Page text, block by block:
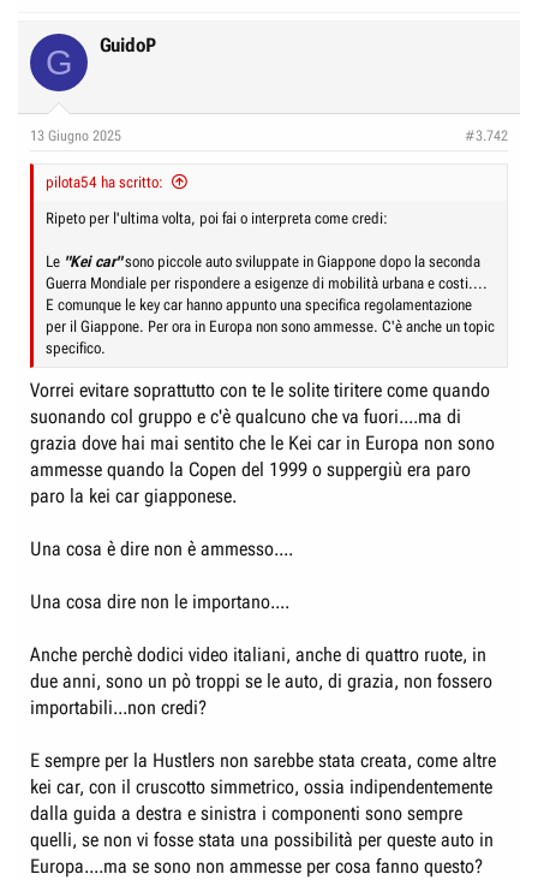
G GuidoP
13 Giugno 2025 #3.742
pilota54 ha scritto:
Ripeto per l'ultima volta, poi fai o interpreta come credi:
Le "Kei car"sono piccole auto sviluppate in Giappone dopo la seconda
Guerra Mondiale per rispondere a esigenze di mobilità urbana e costi....
E comunque le key car hanno appunto una specifica regolamentazione
per il Giappone. Per ora in Europa non sono ammesse. C'è anche un topic
specifico.
Vorrei evitare soprattutto con te le solite tiritere come quando
suonando col gruppo e c'è qualcuno che va fuori....ma di
grazia dove hai mai sentito che le Kei car in Europa non sono
ammesse quando la Copen del 1999 o suppergiù era paro
paro la kei car giapponese.
Una cosa è dire non è ammesso....
Una cosa dire non le importano....
Anche perchè dodici video italiani, anche di quattro ruote, in
due anni, sono un pò troppi se le auto, di grazia, non fossero
importabili...non credi?
E sempre per la Hustlers non sarebbe stata creata, come altre
kei car, con il cruscotto simmetrico, ossia indipendentemente
dalla guida a destra e sinistra i componenti sono sempre
quelli, se non vi fosse stata una possibilità per queste auto in
Europa....ma se sono non ammesse per cosa fanno questo?